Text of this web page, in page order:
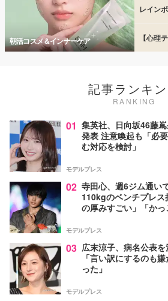
朝活コスメ＆インナーケア
レイン
【心理
記事ランキ
RANKING
01 集英社、日向坂46藤
発表 注意喚起も「必
む対応を検討」
モデルプレス
02 寺田心、週6ジム通
110kgのベンチプレス
の厚みすごい」「か
モデルプレス
03 広末涼子、病名公表
「言い訳にするのも
った」
モデルプレス